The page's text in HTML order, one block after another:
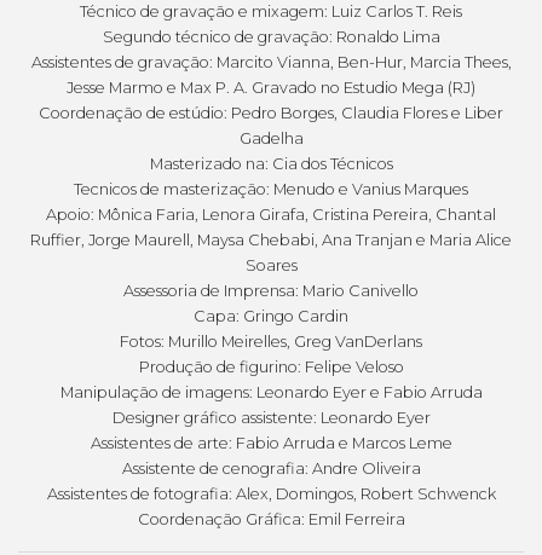
Técnico de gravação e mixagem: Luiz Carlos T. Reis
Segundo técnico de gravação: Ronaldo Lima
Assistentes de gravação: Marcito Vianna, Ben-Hur, Marcia Thees,
Jesse Marmo e Max P. A. Gravado no Estudio Mega (RJ)
Coordenação de estúdio: Pedro Borges, Claudia Flores e Liber
Gadelha
Masterizado na: Cia dos Técnicos
Tecnicos de masterização: Menudo e Vanius Marques
Apoio: Mônica Faria, Lenora Girafa, Cristina Pereira, Chantal
Ruffier, Jorge Maurell, Maysa Chebabi, Ana Tranjan e Maria Alice
Soares
Assessoria de Imprensa: Mario Canivello
Capa: Gringo Cardin
Fotos: Murillo Meirelles, Greg VanDerlans
Produção de figurino: Felipe Veloso
Manipulação de imagens: Leonardo Eyer e Fabio Arruda
Designer gráfico assistente: Leonardo Eyer
Assistentes de arte: Fabio Arruda e Marcos Leme
Assistente de cenografia: Andre Oliveira
Assistentes de fotografia: Alex, Domingos, Robert Schwenck
Coordenação Gráfica: Emil Ferreira